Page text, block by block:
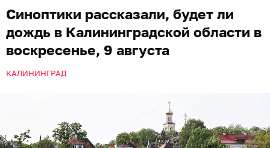
Синоптики рассказали, будет ли
дождь в Калининградской области в
воскресенье, 9 августа
КАЛИНИНГРАД